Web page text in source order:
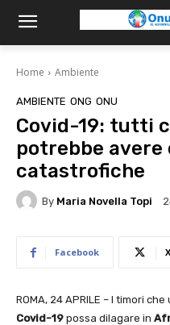
Home Ambiente
AMBIENTE ONG ONU
Covid-19: tutti
potrebbe avere
catastrofiche
By Maria Novella Topi
Facebook X
ROMA, 24 APRILE – I timori
Covid-19 possa dilagare in